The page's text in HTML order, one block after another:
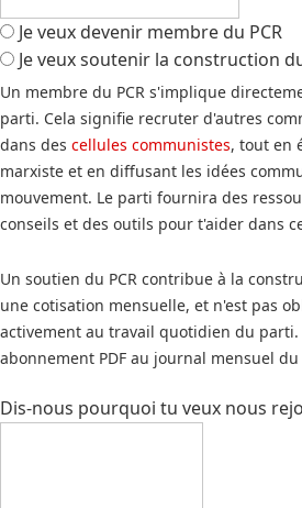
Je veux devenir membre du PCR
Je veux soutenir la construction
Un membre du PCR s'implique
parti. Cela signifie recruter d'autres
dans des cellules communistes, tout en
marxiste et en diffusant les idées
mouvement. Le parti fournira des
conseils et des outils pour t'aider dans
Un soutien du PCR contribue à la
une cotisation mensuelle, et n'est pas
activement au travail quotidien du parti.
abonnement PDF au journal mensuel
Dis-nous pourquoi tu veux nous